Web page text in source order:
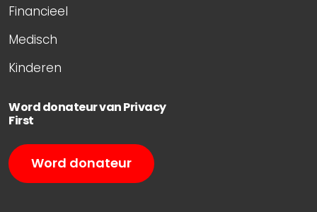
Financieel
Medisch
Kinderen
Word donateur van Privacy
First
Word donateur